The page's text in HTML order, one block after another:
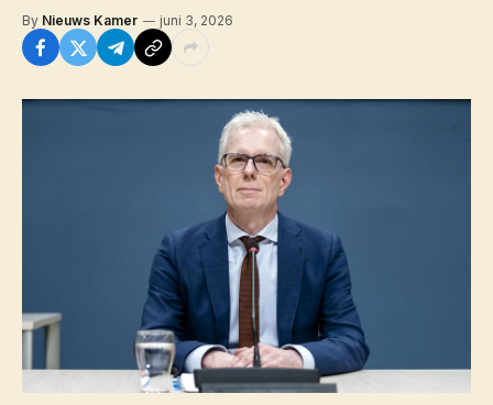
By Nieuws Kamer juni 3, 2026